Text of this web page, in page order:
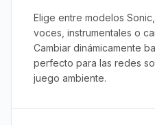
Elige entre modelos
voces, instrumentales o
Cambiar dinámicamente
perfecto para las redes
juego ambiente.